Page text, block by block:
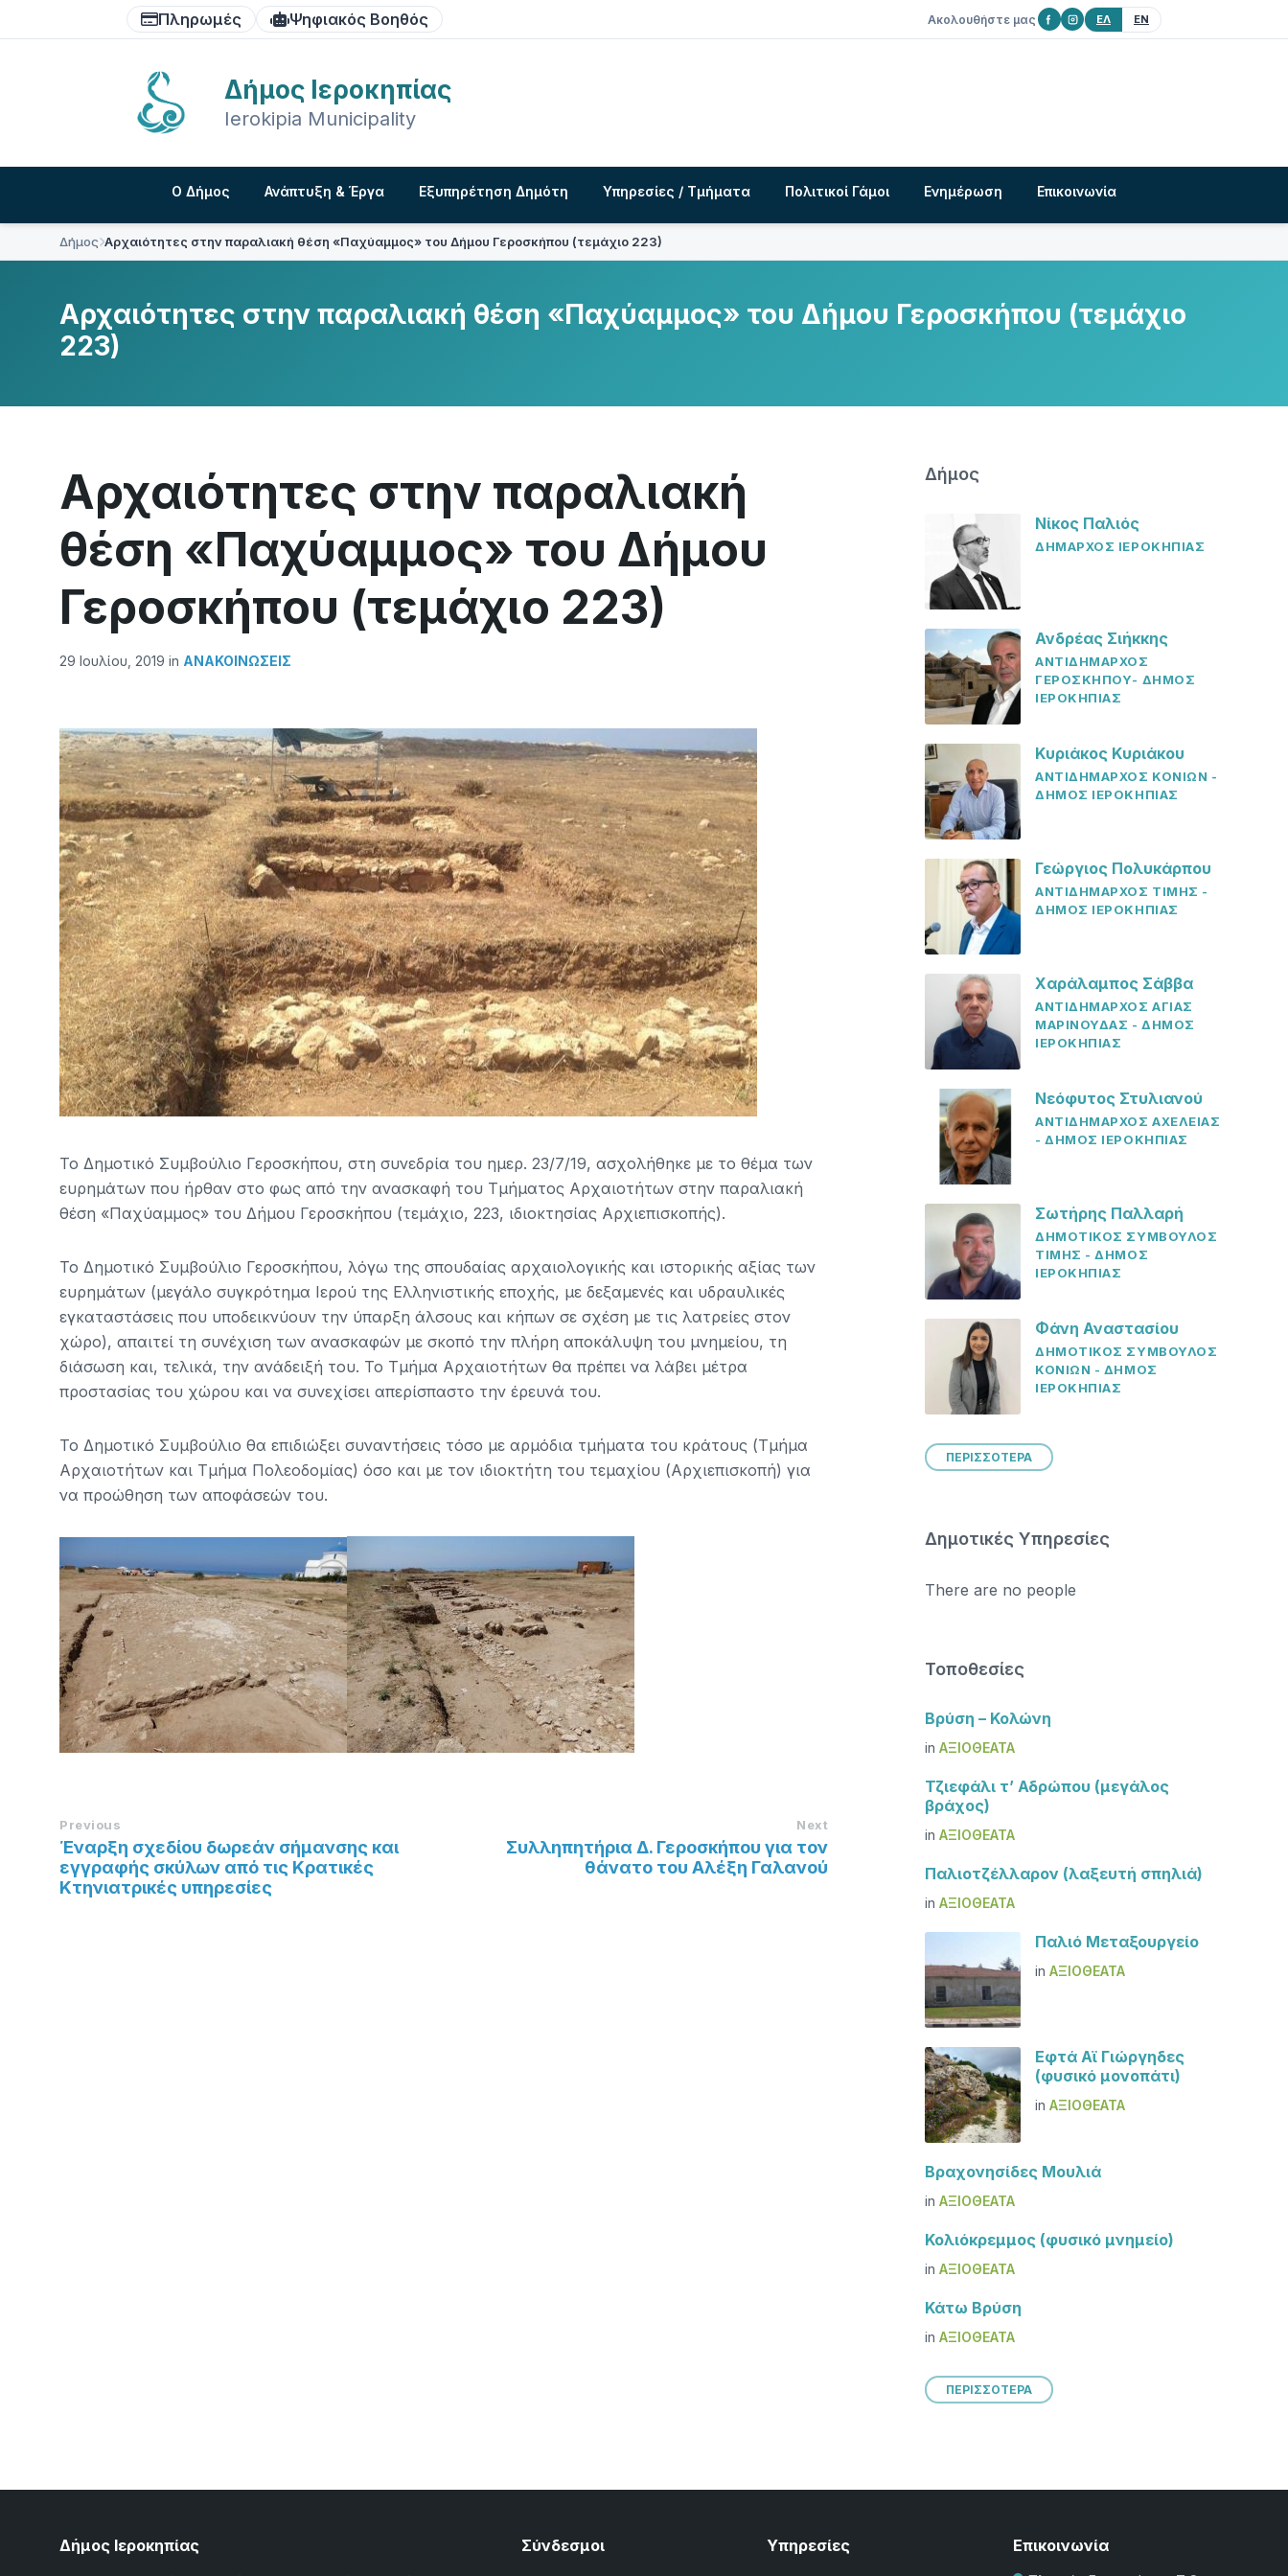
content
main
footer
Πληρωμές Ψηφιακός Βοηθός Ακολουθήστε μας ΕΛ EN
Δήμος Ιεροκηπίας
Ierokipia Municipality
Ο Δήμος Ανάπτυξη & Έργα Εξυπηρέτηση Δημότη Υπηρεσίες / Τμήματα Πολιτικοί Γάμοι Ενημέρωση Επικοινωνία
Δήμος Αρχαιότητες στην παραλιακή θέση «Παχύαμμος» του Δήμου Γεροσκήπου (τεμάχιο 223)
Αρχαιότητες στην παραλιακή θέση «Παχύαμμος» του Δήμου Γεροσκήπου (τεμάχιο
223)
Αρχαιότητες στην παραλιακή
θέση «Παχύαμμος» του Δήμου
Γεροσκήπου (τεμάχιο 223)
29 Ιουλίου, 2019 in ΑΝΑΚΟΙΝΏΣΕΙΣ
Το Δημοτικό Συμβούλιο Γεροσκήπου, στη συνεδρία του ημερ. 23/7/19, ασχολήθηκε με το θέμα των
ευρημάτων που ήρθαν στο φως από την ανασκαφή του Τμήματος Αρχαιοτήτων στην παραλιακή
θέση «Παχύαμμος» του Δήμου Γεροσκήπου (τεμάχιο, 223, ιδιοκτησίας Αρχιεπισκοπής).
Το Δημοτικό Συμβούλιο Γεροσκήπου, λόγω της σπουδαίας αρχαιολογικής και ιστορικής αξίας των
ευρημάτων (μεγάλο συγκρότημα Ιερού της Ελληνιστικής εποχής, με δεξαμενές και υδραυλικές
εγκαταστάσεις που υποδεικνύουν την ύπαρξη άλσους και κήπων σε σχέση με τις λατρείες στον
χώρο), απαιτεί τη συνέχιση των ανασκαφών με σκοπό την πλήρη αποκάλυψη του μνημείου, τη
διάσωση και, τελικά, την ανάδειξή του. Το Τμήμα Αρχαιοτήτων θα πρέπει να λάβει μέτρα
προστασίας του χώρου και να συνεχίσει απερίσπαστο την έρευνά του.
Το Δημοτικό Συμβούλιο θα επιδιώξει συναντήσεις τόσο με αρμόδια τμήματα του κράτους (Τμήμα
Αρχαιοτήτων και Τμήμα Πολεοδομίας) όσο και με τον ιδιοκτήτη του τεμαχίου (Αρχιεπισκοπή) για
να προώθηση των αποφάσεών του.
Previous
Έναρξη σχεδίου δωρεάν σήμανσης και
εγγραφής σκύλων από τις Κρατικές
Κτηνιατρικές υπηρεσίες
Next
Συλληπητήρια Δ. Γεροσκήπου για τον
θάνατο του Αλέξη Γαλανού
Δήμος
Νίκος Παλιός
ΔΗΜΑΡΧΟΣ ΙΕΡΟΚΗΠΙΑΣ
Ανδρέας Σιήκκης
ΑΝΤΙΔΗΜΑΡΧΟΣ
ΓΕΡΟΣΚΗΠΟΥ- ΔΗΜΟΣ
ΙΕΡΟΚΗΠΙΑΣ
Κυριάκος Κυριάκου
ΑΝΤΙΔΗΜΑΡΧΟΣ ΚΟΝΙΩΝ -
ΔΗΜΟΣ ΙΕΡΟΚΗΠΙΑΣ
Γεώργιος Πολυκάρπου
ΑΝΤΙΔΗΜΑΡΧΟΣ ΤΙΜΗΣ -
ΔΗΜΟΣ ΙΕΡΟΚΗΠΙΑΣ
Χαράλαμπος Σάββα
ΑΝΤΙΔΗΜΑΡΧΟΣ ΑΓΙΑΣ
ΜΑΡΙΝΟΥΔΑΣ - ΔΗΜΟΣ
ΙΕΡΟΚΗΠΙΑΣ
Νεόφυτος Στυλιανού
ΑΝΤΙΔΗΜΑΡΧΟΣ ΑΧΕΛΕΙΑΣ
- ΔΗΜΟΣ ΙΕΡΟΚΗΠΙΑΣ
Σωτήρης Παλλαρή
ΔΗΜΟΤΙΚΟΣ ΣΥΜΒΟΥΛΟΣ
ΤΙΜΗΣ - ΔΗΜΟΣ
ΙΕΡΟΚΗΠΙΑΣ
Φάνη Αναστασίου
ΔΗΜΟΤΙΚΟΣ ΣΥΜΒΟΥΛΟΣ
ΚΟΝΙΩΝ - ΔΗΜΟΣ
ΙΕΡΟΚΗΠΙΑΣ
ΠΕΡΙΣΣΟΤΕΡΑ
Δημοτικές Υπηρεσίες
There are no people
Τοποθεσίες
Βρύση – Κολώνη
inΑΞΙΟΘΈΑΤΑ
Τζιεφάλι τ’ Αδρώπου (μεγάλος
βράχος)
inΑΞΙΟΘΈΑΤΑ
Παλιοτζέλλαρον (λαξευτή σπηλιά)
inΑΞΙΟΘΈΑΤΑ
Παλιό Μεταξουργείο
inΑΞΙΟΘΈΑΤΑ
Εφτά Αϊ Γιώργηδες
(φυσικό μονοπάτι)
inΑΞΙΟΘΈΑΤΑ
Βραχονησίδες Μουλιά
inΑΞΙΟΘΈΑΤΑ
Κολιόκρεμμος (φυσικό μνημείο)
inΑΞΙΟΘΈΑΤΑ
Κάτω Βρύση
inΑΞΙΟΘΈΑΤΑ
ΠΕΡΙΣΣΟΤΕΡΑ
Δήμος Ιεροκηπίας Σύνδεσμοι Υπηρεσίες Επικοινωνία